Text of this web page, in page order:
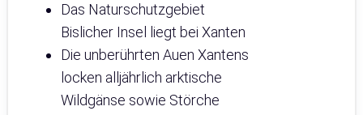
Das Naturschutzgebiet
Bislicher Insel liegt bei Xanten
Die unberührten Auen Xantens
locken alljährlich arktische
Wildgänse sowie Störche